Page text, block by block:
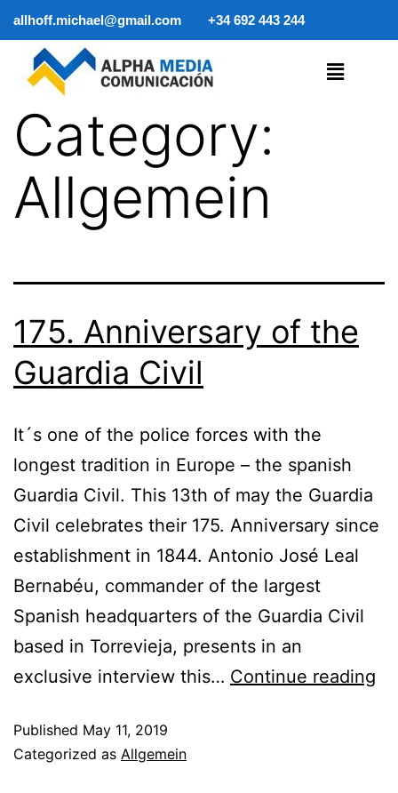
allhoff.michael@gmail.com +34 692 443 244
Category:
Allgemein
175. Anniversary of the
Guardia Civil
It´s one of the police forces with the
longest tradition in Europe – the spanish
Guardia Civil. This 13th of may the Guardia
Civil celebrates their 175. Anniversary since
establishment in 1844. Antonio José Leal
Bernabéu, commander of the largest
Spanish headquarters of the Guardia Civil
based in Torrevieja, presents in an
exclusive interview this… Continue reading
Published May 11, 2019
Categorized as Allgemein